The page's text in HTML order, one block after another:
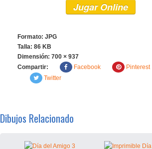
Jugar Online
Formato: JPG
Talla: 86 KB
Dimensión: 700 × 937
Compartir:
Facebook Pinterest
Twitter
Dibujos Relacionado